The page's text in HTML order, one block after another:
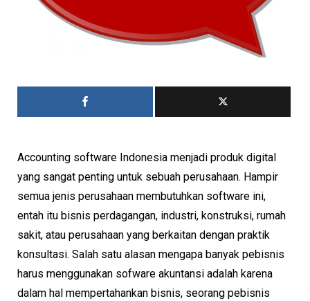
Accounting software Indonesia menjadi produk digital
yang sangat penting untuk sebuah perusahaan. Hampir
semua jenis perusahaan membutuhkan software ini,
entah itu bisnis perdagangan, industri, konstruksi, rumah
sakit, atau perusahaan yang berkaitan dengan praktik
konsultasi. Salah satu alasan mengapa banyak pebisnis
harus menggunakan sofware akuntansi adalah karena
dalam hal mempertahankan bisnis, seorang pebisnis